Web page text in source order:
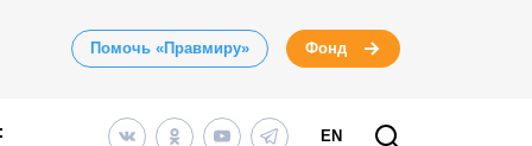
Помочь «Правмиру» Фонд
EN